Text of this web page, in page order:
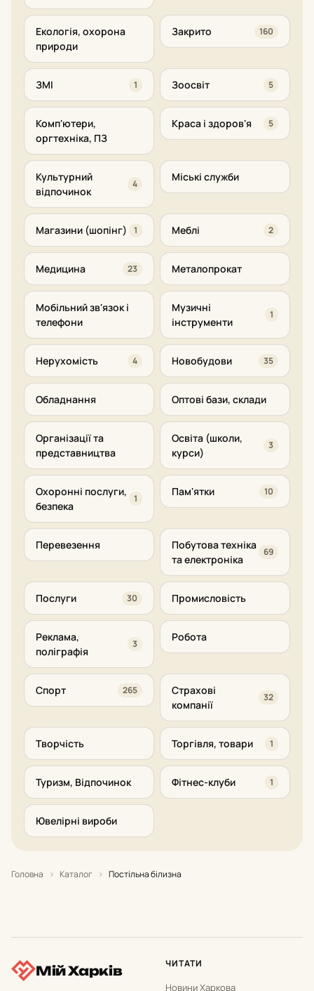
Екологія, охорона
природи
Закрито 160
ЗМІ 1 Зоосвіт 5
Комп'ютери,
оргтехніка, ПЗ
Краса і здоров'я 5
Культурний
відпочинок
4
Міські служби
Магазини (шопінг) 1 Меблі 2
Медицина 23 Металопрокат
Мобільний зв'язок і
телефони
Музичні
інструменти
1
Нерухомість 4 Новобудови 35
Обладнання Оптові бази, склади
Організації та
представництва
Освіта (школи,
курси)
3
Охоронні послуги,
безпека
1
Пам'ятки 10
Перевезення
Побутова техніка
та електроніка
69
Послуги 30 Промисловість
Реклама,
поліграфія
3
Робота
Спорт 265
Страхові
компанії
32
Творчість Торгівля, товари 1
Туризм, Відпочинок Фітнес-клуби 1
Ювелірні вироби
Головна › Каталог › Постільна білизна
Мій Харків ЧИТАТИ
Новини Харкова